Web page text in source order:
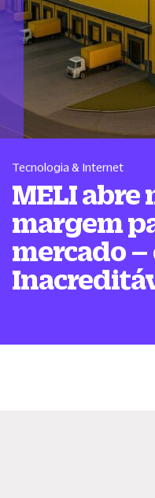
Tecnologia & Internet
MELI abre
margem
mercado –